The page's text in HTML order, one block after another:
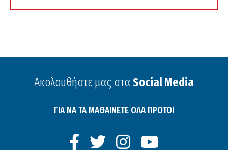
Ακολουθήστε μας στα Social Media
ΓΙΑ ΝΑ ΤΑ ΜΑΘΑΙΝΕΤΕ ΟΛΑ ΠΡΩΤΟΙ